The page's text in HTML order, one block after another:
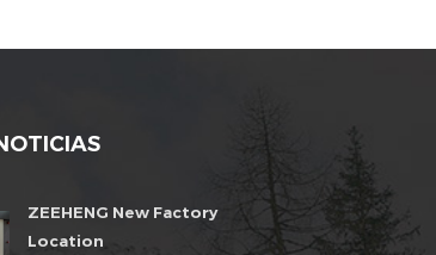
ZEEHENG New Factory
Location